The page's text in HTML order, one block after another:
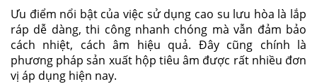
Ưu điểm nổi bật của việc sử dụng cao su lưu hòa là lắp
ráp dễ dàng, thi công nhanh chóng mà vẫn đảm bảo
cách nhiệt, cách âm hiệu quả. Đây cũng chính là
phương pháp sản xuất hộp tiêu âm được rất nhiều đơn
vị áp dụng hiện nay.